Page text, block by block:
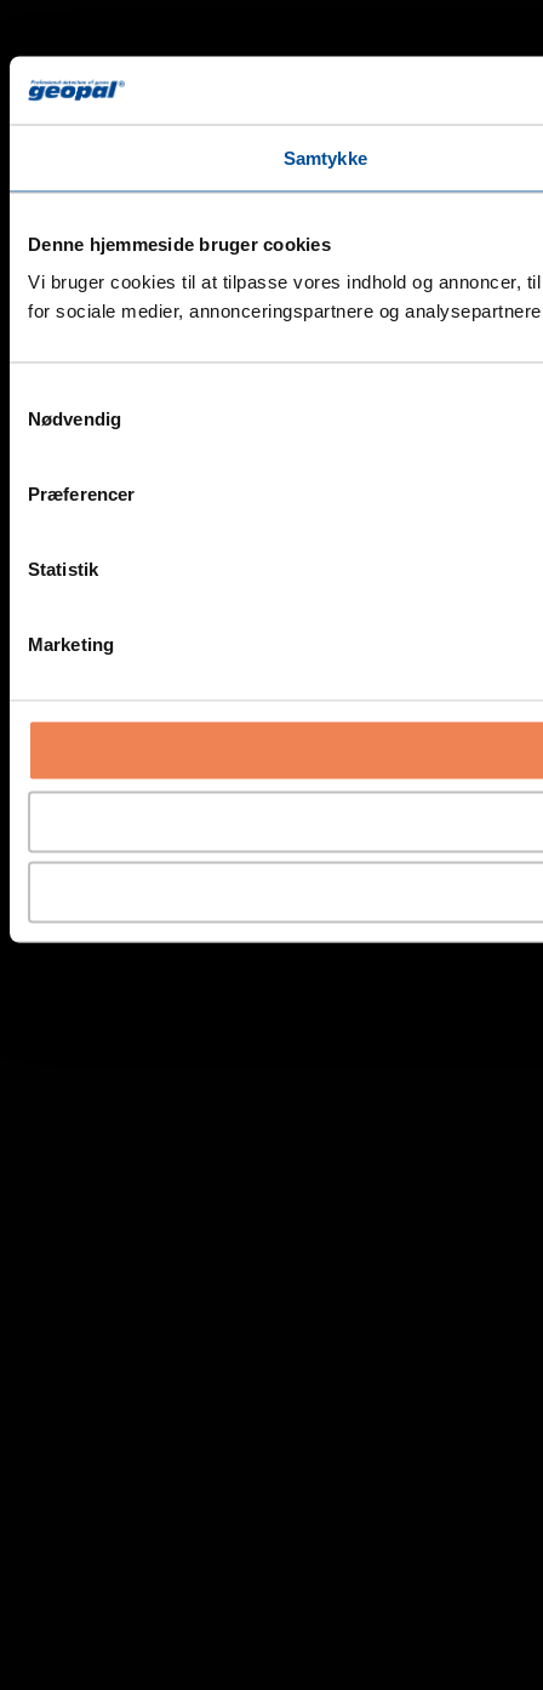
Samtykke
Denne hjemmeside bruger cookies
Vi bruger cookies til at tilpasse vores indhold og annoncer,
for sociale medier, annonceringspartnere og
Nødvendig
Præferencer
Statistik
Marketing